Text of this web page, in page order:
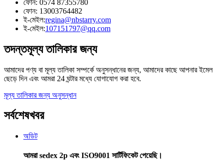
ফোন: 0574 87355780
ফোন: 13003764482
ই-মেইল:regina@nbstarry.com
ই-মেইল:107151797@qq.com
তদন্তমূল্য তালিকার জন্য
আমাদের পণ্য বা মূল্য তালিকা সম্পর্কে অনুসন্ধানের জন্য, আমাদের কাছে আপনার ইমেল
ছেড়ে দিন এবং আমরা 24 ঘন্টার মধ্যে যোগাযোগ করা হবে.
মূল্য তালিকার জন্য অনুসন্ধান
সর্বশেষখবর
অডিট
আমরা sedex 2p এবং ISO9001 সার্টিফিকেট পেয়েছি।